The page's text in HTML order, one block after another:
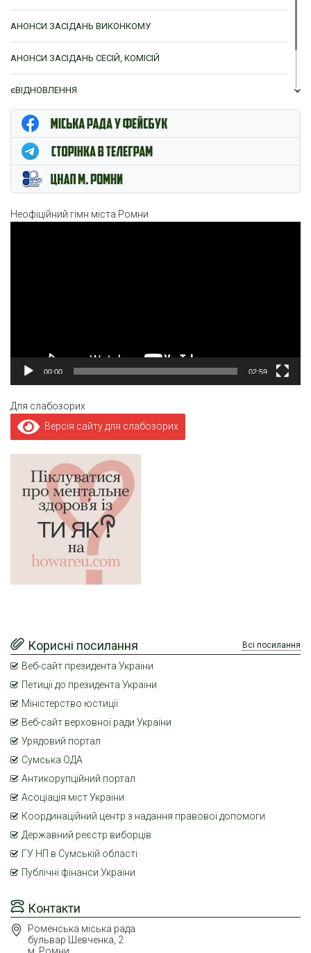
АНОНСИ ЗАСІДАНЬ ВИКОНКОМУ
АНОНСИ ЗАСІДАНЬ СЕСІЙ, КОМІСІЙ
єВІДНОВЛЕННЯ
ЦНАП м. Ромни
Неофіційний гімн міста Ромни
00:00 02:59
Для слабозорих
Версія сайту для слабозорих
Контакти
Роменська міська рада
бульвар Шевченка, 2
Корисні посилання Всі посилання
Веб-сайт президента України
Петиції до президента України
Міністерство юстиції
Веб-сайт верховної ради України
Урядовий портал
Сумська ОДА
Антикорупційний портал
Асоціація міст України
Координаційний центр з надання правової допомоги
Державний реєстр виборців
ГУ НП в Сумській області
Публічні фінанси України